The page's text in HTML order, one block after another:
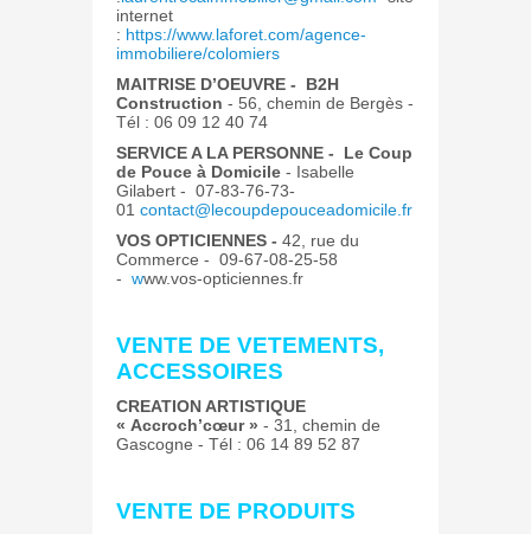
internet
: https://www.laforet.com/agence-
immobiliere/colomiers
MAITRISE D’OEUVRE - B2H
Construction - 56, chemin de Bergès -
Tél : 06 09 12 40 74
SERVICE A LA PERSONNE - Le Coup
de Pouce à Domicile - Isabelle
Gilabert - 07-83-76-73-
01 contact@lecoupdepouceadomicile.fr
VOS OPTICIENNES - 42, rue du
Commerce - 09-67-08-25-58
- www.vos-opticiennes.fr
VENTE DE VETEMENTS,
ACCESSOIRES
CREATION ARTISTIQUE
« Accroch’cœur » - 31, chemin de
Gascogne - Tél : 06 14 89 52 87
VENTE DE PRODUITS